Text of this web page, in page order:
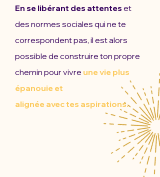
En se libérant des attenteset
des normes sociales qui ne te
correspondent pas, il est alors
possible de construire ton propre
chemin pour vivre une vie plus
épanouie et
alignée avec tes aspirations.